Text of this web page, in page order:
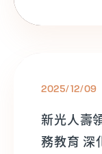
2025/12/09
新光人壽
務教育 深